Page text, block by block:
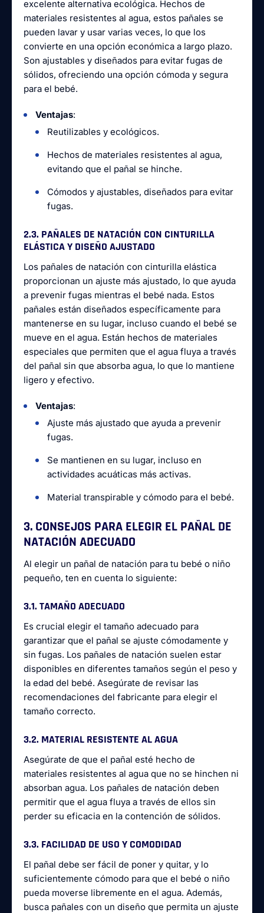
excelente alternativa ecológica. Hechos de
materiales resistentes al agua, estos pañales se
pueden lavar y usar varias veces, lo que los
convierte en una opción económica a largo plazo.
Son ajustables y diseñados para evitar fugas de
sólidos, ofreciendo una opción cómoda y segura
para el bebé.
Ventajas:
Reutilizables y ecológicos.
Hechos de materiales resistentes al agua,
evitando que el pañal se hinche.
Cómodos y ajustables, diseñados para evitar
fugas.
2.3. PAÑALES DE NATACIÓN CON CINTURILLA
ELÁSTICA Y DISEÑO AJUSTADO
Los pañales de natación con cinturilla elástica
proporcionan un ajuste más ajustado, lo que ayuda
a prevenir fugas mientras el bebé nada. Estos
pañales están diseñados específicamente para
mantenerse en su lugar, incluso cuando el bebé se
mueve en el agua. Están hechos de materiales
especiales que permiten que el agua fluya a través
del pañal sin que absorba agua, lo que lo mantiene
ligero y efectivo.
Ventajas:
Ajuste más ajustado que ayuda a prevenir
fugas.
Se mantienen en su lugar, incluso en
actividades acuáticas más activas.
Material transpirable y cómodo para el bebé.
3. CONSEJOS PARA ELEGIR EL PAÑAL DE
NATACIÓN ADECUADO
Al elegir un pañal de natación para tu bebé o niño
pequeño, ten en cuenta lo siguiente:
3.1. TAMAÑO ADECUADO
Es crucial elegir el tamaño adecuado para
garantizar que el pañal se ajuste cómodamente y
sin fugas. Los pañales de natación suelen estar
disponibles en diferentes tamaños según el peso y
la edad del bebé. Asegúrate de revisar las
recomendaciones del fabricante para elegir el
tamaño correcto.
3.2. MATERIAL RESISTENTE AL AGUA
Asegúrate de que el pañal esté hecho de
materiales resistentes al agua que no se hinchen ni
absorban agua. Los pañales de natación deben
permitir que el agua fluya a través de ellos sin
perder su eficacia en la contención de sólidos.
3.3. FACILIDAD DE USO Y COMODIDAD
El pañal debe ser fácil de poner y quitar, y lo
suficientemente cómodo para que el bebé o niño
pueda moverse libremente en el agua. Además,
busca pañales con un diseño que permita un ajuste